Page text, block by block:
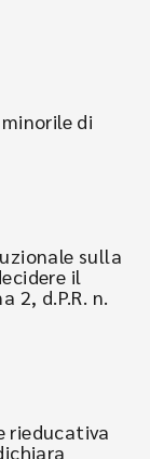
di
sulla
il
2, d.P.R. n.
rieducativa